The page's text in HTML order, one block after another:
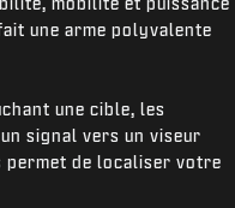
une arme polyvalente
une cible, les
signal vers un viseur
permet de localiser votre